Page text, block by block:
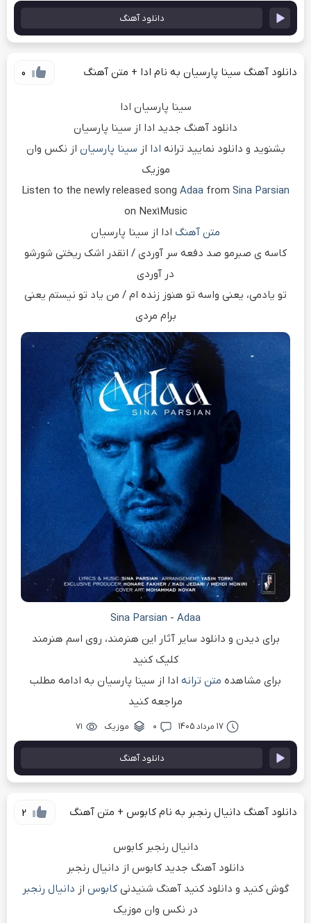
دانلود آهنگ
0 دانلود آهنگ سینا پارسیان به نام ادا + متن آهنگ
سینا پارسیان ادا
دانلود آهنگ جدید ادا از سینا پارسیان
بشنوید و دانلود نمایید ترانه ادا از سینا پارسیان از نکس وان
موزیک
Listen to the newly released song Adaa from Sina Parsian
on Nex1Music
متن آهنگ ادا از سینا پارسیان
کاسه ی صبرمو صد دفعه سر آوردی / انقدر اشک ریختی شورشو
در آوردی
تو یادمی، یعنی واسه تو هنوز زنده ام / من یاد تو نیستم یعنی
برام مردی
Sina Parsian - Adaa
برای دیدن و دانلود سایر آثار این هنرمند، روی اسم هنرمند
کلیک کنید
برای مشاهده متن ترانه ادا از سینا پارسیان به ادامه مطلب
مراجعه کنید
17 مرداد 1405 ۰ موزیک ۷۱
دانلود آهنگ
2 دانلود آهنگ دانیال رنجبر به نام کابوس + متن آهنگ
دانیال رنجبر کابوس
دانلود آهنگ جدید کابوس از دانیال رنجبر
گوش کنید و دانلود کنید آهنگ شنیدنی کابوس از دانیال رنجبر
در نکس وان موزیک